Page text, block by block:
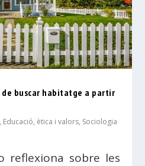
de buscar habitatge a partir
, Educació, ètica i valors, Sociologia
reflexiona sobre les